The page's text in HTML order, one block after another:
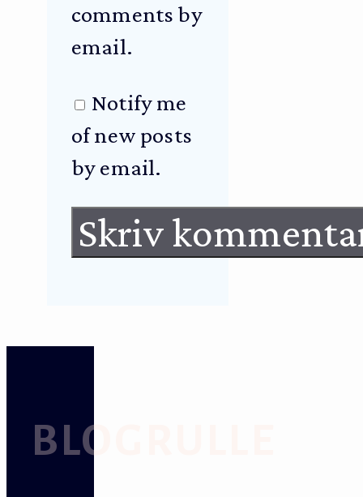
comments by
email.
Notify me
of new posts
by email.
BLOGRULLE